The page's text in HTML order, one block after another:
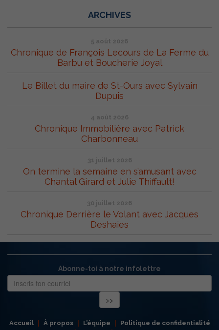
ARCHIVES
5 août 2026
Chronique de François Lecours de La Ferme du
Barbu et Boucherie Joyal
Le Billet du maire de St-Ours avec Sylvain
Dupuis
4 août 2026
Chronique Immobilière avec Patrick
Charbonneau
31 juillet 2026
On termine la semaine en s’amusant avec
Chantal Girard et Julie Thiffault!
30 juillet 2026
Chronique Derrière le Volant avec Jacques
Deshaies
Abonne-toi à notre infolettre
Accueil À propos L’équipe
Politique de confidentialité